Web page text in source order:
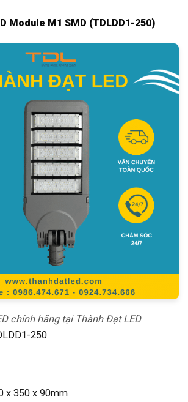
Module M1 SMD (TDLDD1-250)
chính hãng tại Thành Đạt LED
250
x 350 x 90mm